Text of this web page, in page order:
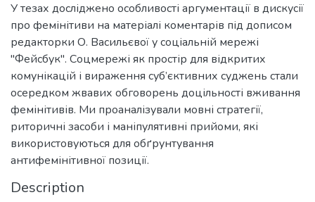
У тезах досліджено особливості аргументації в дискусії
про фемінітиви на матеріалі коментарів під дописом
редакторки О. Васильєвої у соціальній мережі
"Фейсбук". Соцмережі як простір для відкритих
комунікацій і вираження суб’єктивних суджень стали
осередком жвавих обговорень доцільності вживання
фемінітивів. Ми проаналізували мовні стратегії,
риторичні засоби і маніпулятивні прийоми, які
використовуються для обґрунтування
антифемінітивної позиції.
Description